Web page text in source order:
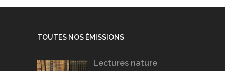
TOUTES NOS ÉMISSIONS
Lectures nature